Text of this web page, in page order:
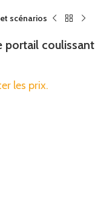
scénarios
coulissant
les prix.